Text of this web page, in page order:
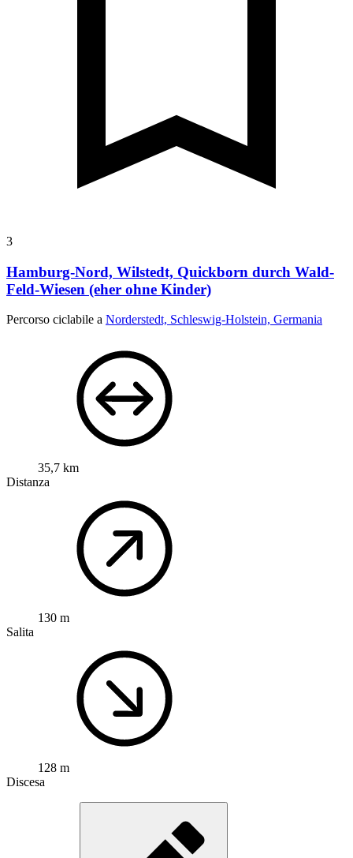
3
Hamburg-Nord, Wilstedt, Quickborn durch Wald-
Feld-Wiesen (eher ohne Kinder)
Percorso ciclabile a Norderstedt, Schleswig-Holstein, Germania
35,7 km
Distanza
130 m
Salita
128 m
Discesa